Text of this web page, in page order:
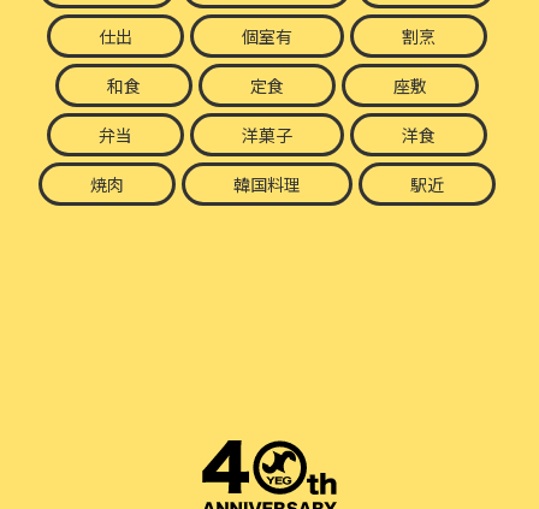
仕出 個室有 割烹
和食 定食 座敷
弁当 洋菓子 洋食
焼肉 韓国料理 駅近